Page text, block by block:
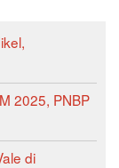
2025, PNBP
di